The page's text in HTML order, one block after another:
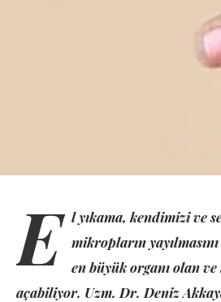
E l yıkama, kendimizi ve
mikropların
en büyük organı olan
açabiliyor. Uzm. Dr. Deniz